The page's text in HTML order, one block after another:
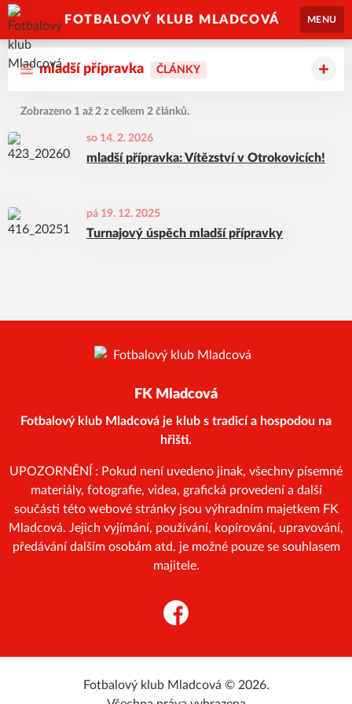
FOTBALOVÝ KLUB MLADCOVÁ MENU
mladší přípravka ČLÁNKY
Zobrazeno 1 až 2 z celkem 2 článků.
so 14. 2. 2026
mladší přípravka: Vítězství v Otrokovicích!
pá 19. 12. 2025
Turnajový úspěch mladší přípravky
FK Mladcová
Fotbalový klub Mladcová je klub s tradicí a hospodou na
hřišti.
UPOZORNĚNÍ : Pokud není uvedeno jinak, všechny písemné
materiály, fotografie, videa, grafická provedení a další
součásti této webové stránky jsou výhradním majetkem FK
Mladcová. Jejich vyjímání, používání, kopírování, upravování,
předávání dalším osobám atd. je možné pouze se souhlasem
majitele.
Facebook
Fotbalový klub Mladcová © 2026.